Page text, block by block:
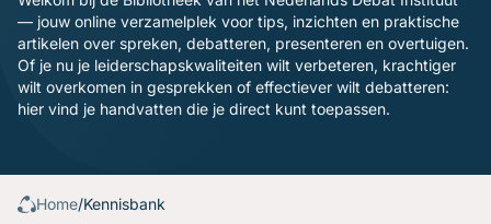
Gratis oefenavonden
Contact
— jouw online verzamelplek voor tips, inzichten en praktische
artikelen over spreken, debatteren, presenteren en overtuigen.
Of je nu je leiderschapskwaliteiten wilt verbeteren, krachtiger
wilt overkomen in gesprekken of effectiever wilt debatteren:
hier vind je handvatten die je direct kunt toepassen.
Home/Kennisbank